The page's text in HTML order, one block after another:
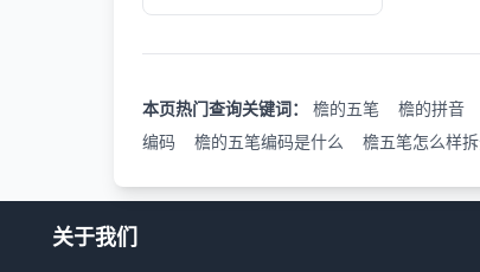
本页热门查询关键词： 檐的五笔 檐的拼音
编码
檐的五笔编码是什么 檐五笔怎么样
关于我们